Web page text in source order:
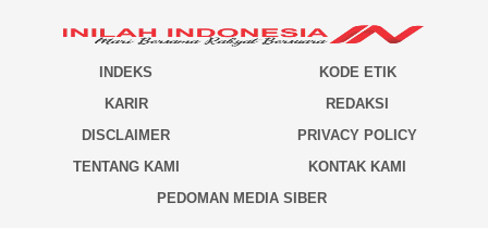
INDEKS
KODE ETIK
KARIR
REDAKSI
DISCLAIMER
PRIVACY POLICY
TENTANG KAMI
KONTAK KAMI
PEDOMAN MEDIA SIBER